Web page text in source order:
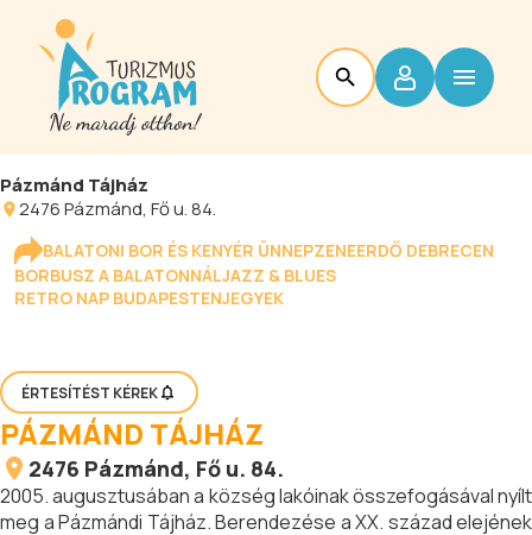
Pázmánd Tájház
2476Pázmánd, Fő u. 84.
BALATONI BOR ÉS KENYÉR ÜNNEPZENEERDŐ DEBRECEN
BORBUSZ A BALATONNÁLJAZZ & BLUES
RETRO NAP BUDAPESTENJEGYEK
ÉRTESÍTÉST KÉREK
PÁZMÁND TÁJHÁZ
2476 Pázmánd, Fő u. 84.
2005. augusztusában a község lakóinak összefogásával nyílt
meg a Pázmándi Tájház. Berendezése a XX. század elejének